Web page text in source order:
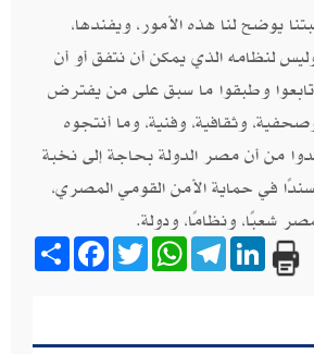
يوضح لنا هذه الأمور، ويفندها،
لنظامه الذي يمكن أن نتفق أو أن
وطبقوا ما سبق على من يفترض
وثقافية، وفنية، وما أنتجوه
من أن مصر الدولة بحاجة إلى نخبة
في حماية الأمن القومي المصري،
شعبًا، ونظامًا، ودولة.
Share
FacebookTwitter
WhatsApp
Telegram
LinkedIn